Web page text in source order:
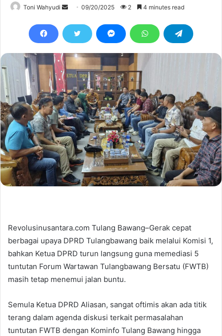
Toni Wahyudi
Send
email
09/20/2025 2 4 minutes read
Revolusinusantara.com Tulang Bawang–Gerak cepat
berbagai upaya DPRD Tulangbawang baik melalui Komisi 1,
bahkan Ketua DPRD turun langsung guna memediasi 5
tuntutan Forum Wartawan Tulangbawang Bersatu (FWTB)
masih tetap menemui jalan buntu.
Semula Ketua DPRD Aliasan, sangat oftimis akan ada titik
terang dalam agenda diskusi terkait permasalahan
tuntutan FWTB dengan Kominfo Tulang Bawang hingga